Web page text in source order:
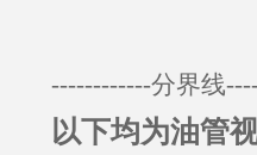
------------分界线
以下均为油管